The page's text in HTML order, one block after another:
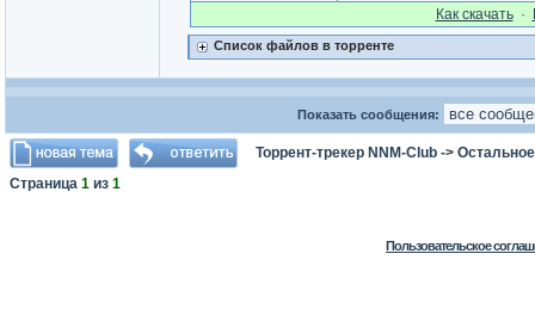
Как cкачать·
Список файлов в торренте
Показать сообщения:
Торрент-трекер NNM-Club -> Остальное
Страница 1 из 1
Пользовательское